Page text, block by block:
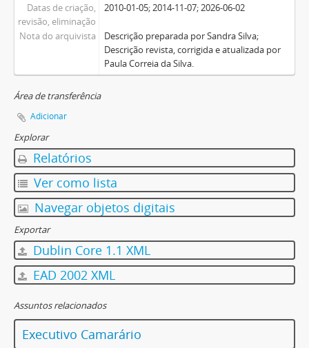
Datas de criação,
revisão, eliminação
2010-01-05; 2014-11-07; 2026-06-02
Nota do arquivista
Descrição preparada por Sandra Silva;
Descrição revista, corrigida e atualizada por
Paula Correia da Silva.
Área de transferência
Adicionar
Explorar
Relatórios
Ver como lista
Navegar objetos digitais
Exportar
Dublin Core 1.1 XML
EAD 2002 XML
Assuntos relacionados
Executivo Camarário